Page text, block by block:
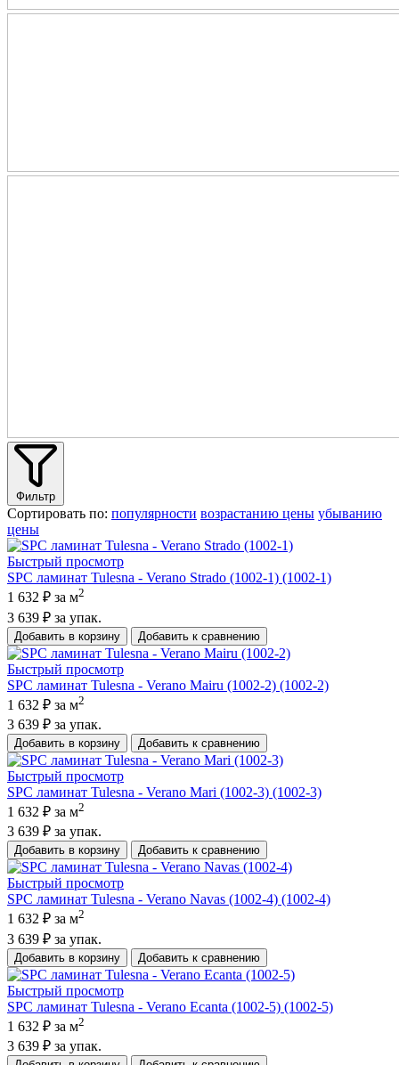
Фильтр
Сортировать по: популярности возрастанию цены убыванию
цены
Быстрый просмотр
SPC ламинат Tulesna - Verano Strado (1002-1) (1002-1)
1 632 ₽ за м2
3 639 ₽ за упак.
Добавить в корзину Добавить к сравнению
Быстрый просмотр
SPC ламинат Tulesna - Verano Mairu (1002-2) (1002-2)
1 632 ₽ за м2
3 639 ₽ за упак.
Добавить в корзину Добавить к сравнению
Быстрый просмотр
SPC ламинат Tulesna - Verano Mari (1002-3) (1002-3)
1 632 ₽ за м2
3 639 ₽ за упак.
Добавить в корзину Добавить к сравнению
Быстрый просмотр
SPC ламинат Tulesna - Verano Navas (1002-4) (1002-4)
1 632 ₽ за м2
3 639 ₽ за упак.
Добавить в корзину Добавить к сравнению
Быстрый просмотр
SPC ламинат Tulesna - Verano Ecanta (1002-5) (1002-5)
1 632 ₽ за м2
3 639 ₽ за упак.